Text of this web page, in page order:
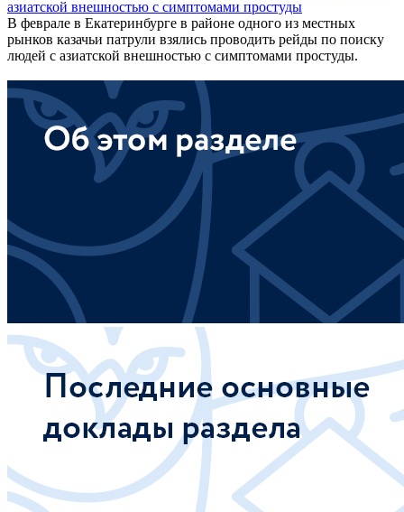
азиатской внешностью с симптомами простуды
В феврале в Екатеринбурге в районе одного из местных
рынков казачьи патрули взялись проводить рейды по поиску
людей с азиатской внешностью с симптомами простуды.